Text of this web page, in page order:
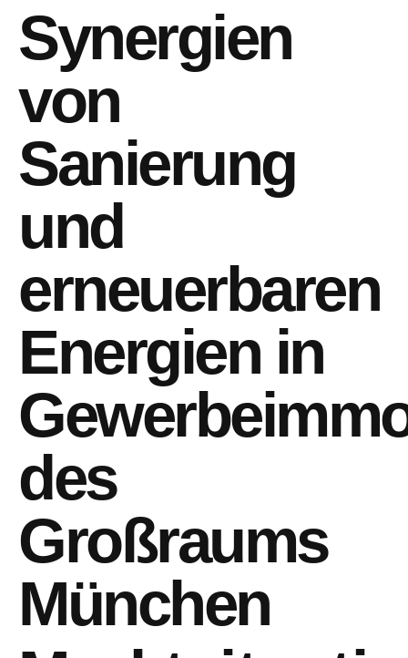
Synergien
von
Sanierung
und
erneuerbaren
Energien in
des
Großraums
München